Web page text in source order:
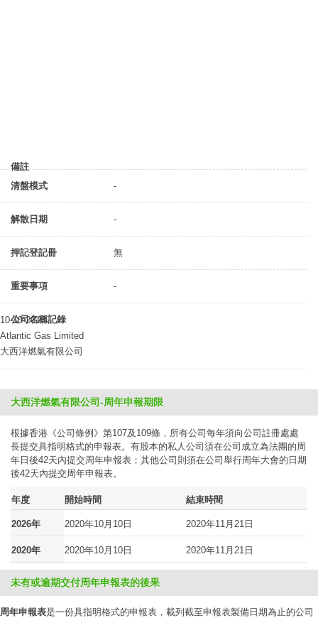
備註
清盤模式
-
解散日期 -
押記登記冊 無
重要事項 -
公司名稱記錄
10-10-2018
Atlantic Gas Limited
大西洋燃氣有限公司
大西洋燃氣有限公司-周年申報期限
根據香港《公司條例》第107及109條，所有公司每年須向公司註冊處處
長提交具指明格式的申報表。有股本的私人公司須在公司成立為法團的周
年日後42天內提交周年申報表；其他公司則須在公司舉行周年大會的日期
後42天內提交周年申報表。
年度 開始時間 結束時間
2026年 2020年10月10日 2020年11月21日
2020年 2020年10月10日 2020年11月21日
未有或逾期交付周年申報表的後果
周年申報表是一份具指明格式的申報表，載列截至申報表製備日期為止的公司